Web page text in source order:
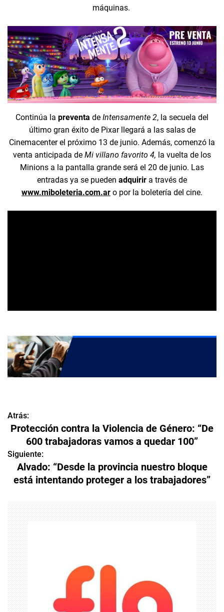
máquinas.
Continúa la preventa de Intensamente 2, la secuela del
último gran éxito de Pixar llegará a las salas de
Cinemacenter el próximo 13 de junio. Además, comenzó la
venta anticipada de Mi villano favorito 4, la vuelta de los
Minions a la pantalla grande será el 20 de junio. Las
entradas ya se pueden adquirir a través de
www.miboleteria.com.ar o por la boletería del cine.
N
v
Atrás:
Protección contra la Violencia de Género: “De
600 trabajadoras vamos a quedar 100”
Siguiente:
Alvado: “Desde la provincia nuestro bloque
está intentando proteger a los trabajadores”